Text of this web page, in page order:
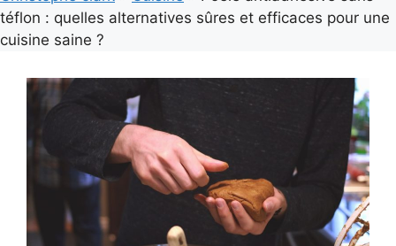
téflon : quelles alternatives sûres et efficaces pour une
cuisine saine ?